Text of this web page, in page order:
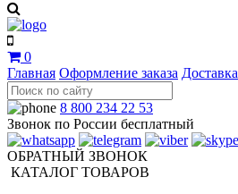
0
Главная Оформление заказа Доставка
8 800 234 22 53
Звонок по России бесплатный
ОБРАТНЫЙ ЗВОНОК
КАТАЛОГ ТОВАРОВ